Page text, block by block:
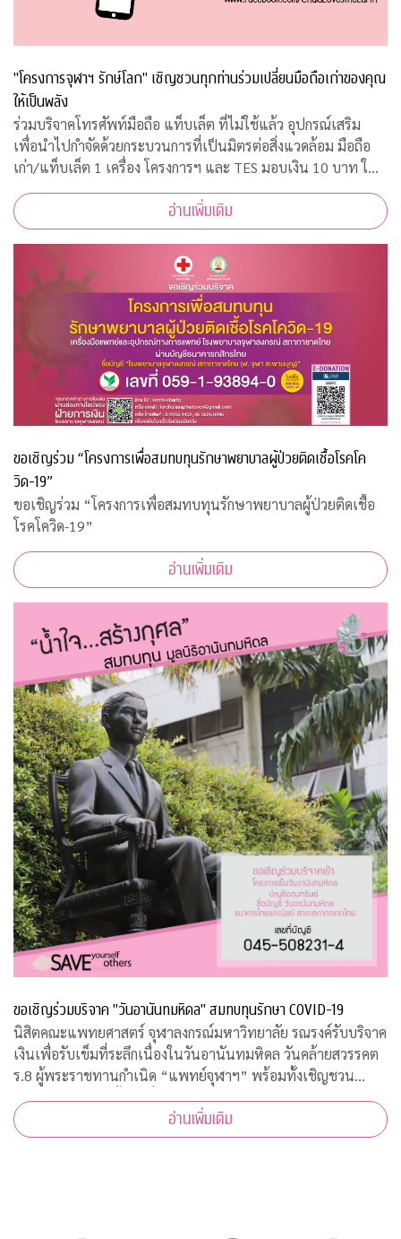
"โครงการจุฬาฯ รักษ์โลก" เชิญชวนทุกท่านร่วมเปลี่ยนมือถือเก่าของคุณ
ให้เป็นพลัง
ร่วมบริจาคโทรศัพท์มือถือ แท็บเล็ต ที่ไม่ใช้แล้ว อุปกรณ์เสริม
เพื่อนำไปกำจัดด้วยกระบวนการที่เป็นมิตรต่อสิ่งแวดล้อม มือถือ
เก่า/แท็บเล็ต 1 เครื่อง โครงการฯ และ TES มอบเงิน 10 บาท ให้
กับ "กองทุนภูมิคุ้มกันบำบัดมะเร็งจุฬาฯ"
อ่านเพิ่มเติม
ขอเชิญร่วม “โครงการเพื่อสมทบทุนรักษาพยาบาลผู้ป่วยติดเชื้อโรคโค
วิด-19”
ขอเชิญร่วม “โครงการเพื่อสมทบทุนรักษาพยาบาลผู้ป่วยติดเชื้อ
โรคโควิด-19”
อ่านเพิ่มเติม
ขอเชิญร่วมบริจาค "วันอานันทมหิดล" สมทบทุนรักษา COVID-19
นิสิตคณะแพทยศาสตร์ จุฬาลงกรณ์มหาวิทยาลัย รณรงค์รับบริจาค
เงินเพื่อรับเข็มที่ระลึกเนื่องในวันอานันทมหิดล วันคล้ายสวรรคต
ร.8 ผู้พระราชทานกำเนิด “แพทย์จุฬาฯ” พร้อมทั้งเชิญชวน
ประชาชนสั่งจองเสื้อยืดที่ระลึก รายได้สมทบทุนโครงการป้องกัน
และรักษา COVID-19
อ่านเพิ่มเติม